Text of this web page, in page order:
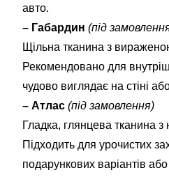
авто.
– Габардин (під
Щільна тканина з
Рекомендовано для
чудово виглядає на стіні або
– Атлас (під замовлення)
Гладка, глянцева тканина
Підходить для урочистих
подарункових варіантів